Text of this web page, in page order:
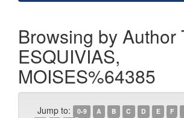
Browsing by Author
ESQUIVIAS,
MOISES%64385
Jump to: 0-9 A B C D E F